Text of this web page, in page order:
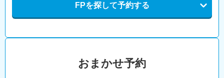
FPを探して予約する
おまかせ予約